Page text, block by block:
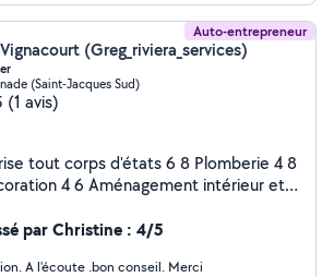
Auto-entrepreneur
(Greg_riviera_services)
(Saint-Jacques Sud)
(1 avis)
par Christine : 4/5
A l'écoute .bon conseil. Merci